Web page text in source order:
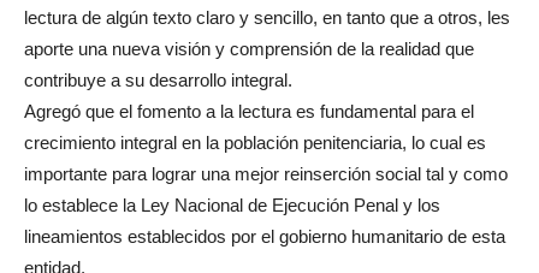
lectura de algún texto claro y sencillo, en tanto que a otros, les
aporte una nueva visión y comprensión de la realidad que
contribuye a su desarrollo integral.
Agregó que el fomento a la lectura es fundamental para el
crecimiento integral en la población penitenciaria, lo cual es
importante para lograr una mejor reinserción social tal y como
lo establece la Ley Nacional de Ejecución Penal y los
lineamientos establecidos por el gobierno humanitario de esta
entidad.